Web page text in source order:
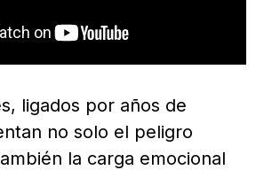
ligados por años de
no solo el peligro
la carga emocional